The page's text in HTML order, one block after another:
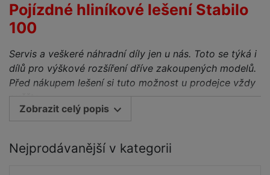
Pojízdné hliníkové lešení Stabilo
100
Servis a veškeré náhradní díly jen u nás. Toto se týká i
dílů pro výškové rozšíření dříve zakoupených modelů.
Před nákupem lešení si tuto možnost u prodejce vždy
ověřte.
Pojízdné hliníkové lešení v masivním provedení
pracovní výšky do 14,50 m dle ČSN EN 1004 - 1.
Zobrazit celý popis
Nejprodávanější v kategorii